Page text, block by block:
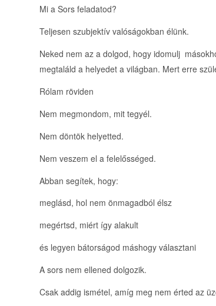
Mi a Sors feladatod?
Teljesen szubjektív valóságokban élünk.
Neked nem az a dolgod, hogy idomulj
megtaláld a helyedet a világban. Mert erre
Rólam röviden
Nem megmondom, mit tegyél.
Nem döntök helyetted.
Nem veszem el a felelősséged.
Abban segítek, hogy:
meglásd, hol nem önmagadból élsz
megértsd, miért így alakult
és legyen bátorságod máshogy választani
A sors nem ellened dolgozik.
Csak addig ismétel, amíg meg nem érted az